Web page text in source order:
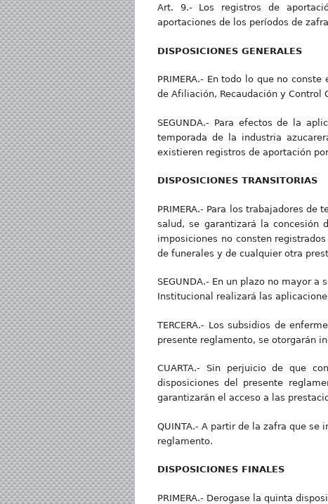
Art. 9.- Los registros de
aportaciones de los períodos de
DISPOSICIONES GENERALES
PRIMERA.- En todo lo que no
de Afiliación, Recaudación y Control
SEGUNDA.- Para efectos de la
temporada de la industria
existieren registros de aportación
DISPOSICIONES TRANSITORIAS
PRIMERA.- Para los trabajadores
salud, se garantizará la concesión
imposiciones no consten
de funerales y de cualquier otra
SEGUNDA.- En un plazo no mayor
Institucional realizará las
TERCERA.- Los subsidios de
presente reglamento, se otorgarán
CUARTA.- Sin perjuicio de que
disposiciones del presente
garantizarán el acceso a las
QUINTA.- A partir de la zafra que
reglamento.
DISPOSICIONES FINALES
PRIMERA.- Derogase la quinta